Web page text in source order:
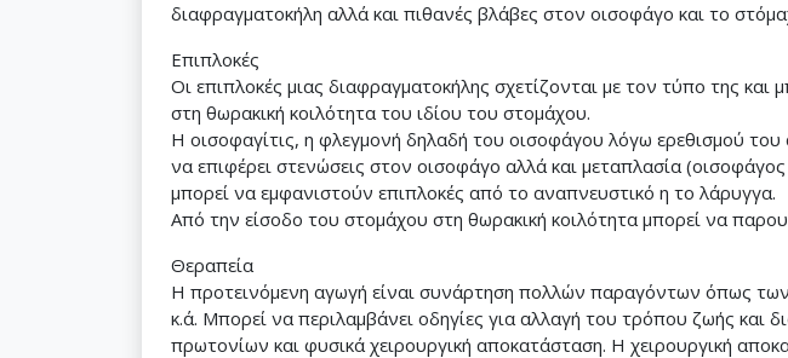
διαφραγματοκήλη αλλά και πιθανές βλάβες στον οισοφάγο και το
Επιπλοκές
Οι επιπλοκές μιας διαφραγματοκήλης σχετίζονται με τον τύπο της
στη θωρακική κοιλότητα του ιδίου του στομάχου.
Η οισοφαγίτις, η φλεγμονή δηλαδή του οισοφάγου λόγω ερεθισμού
να επιφέρει στενώσεις στον οισοφάγο αλλά και μεταπλασία
μπορεί να εμφανιστούν επιπλοκές από το αναπνευστικό η το λάρυγγα.
Από την είσοδο του στομάχου στη θωρακική κοιλότητα μπορεί να
Θεραπεία
Η προτεινόμενη αγωγή είναι συνάρτηση πολλών παραγόντων όπως
κ.ά. Μπορεί να περιλαμβάνει οδηγίες για αλλαγή του τρόπου ζωής
πρωτονίων και φυσικά χειρουργική αποκατάσταση. Η χειρουργική